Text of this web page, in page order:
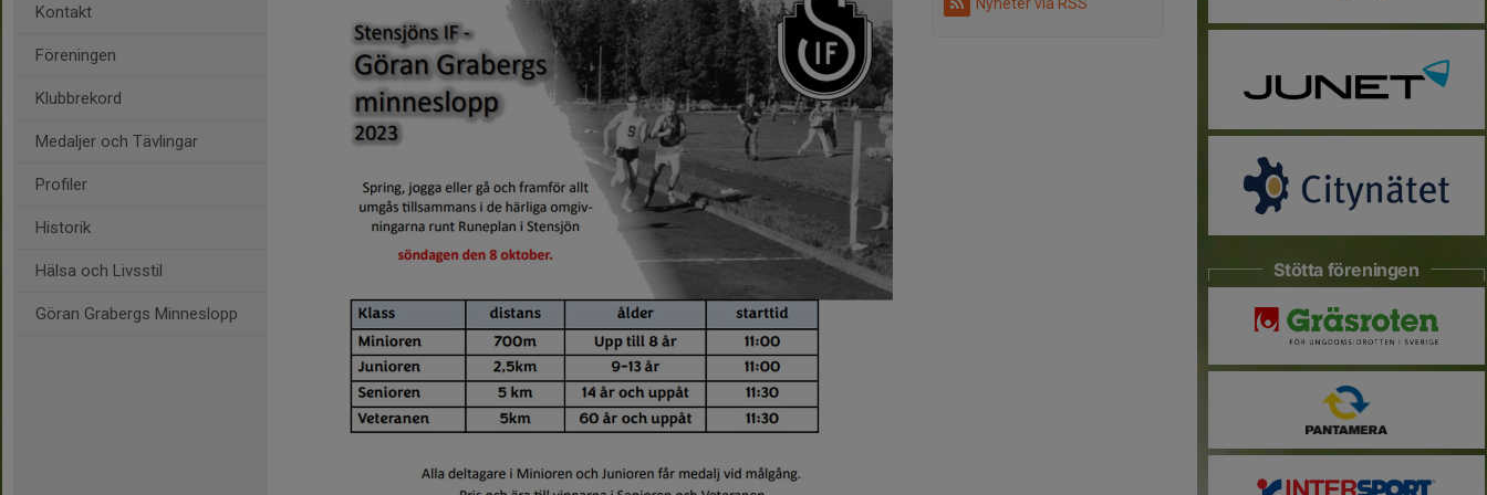
Kontakt
Föreningen
Klubbrekord
Medaljer och Tävlingar
Profiler
Historik
Hälsa och Livsstil
Göran Grabergs Minneslopp
Stötta föreningen